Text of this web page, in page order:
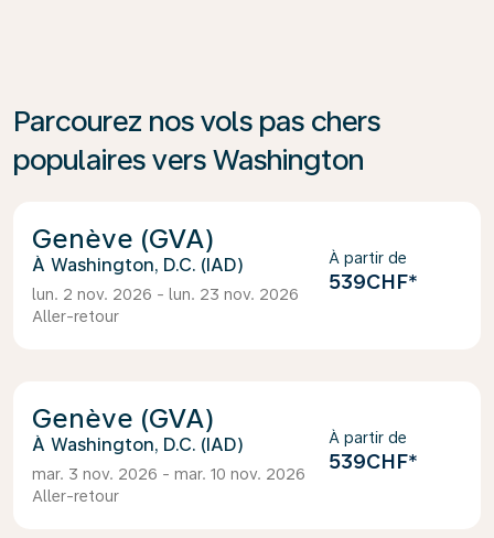
Parcourez nos vols pas chers
populaires vers Washington
Genève (GVA)
Washington, D.C. (IAD)
lun. 2 nov. 2026 - lun. 23 nov. 2026
Aller-retour
À partir de
539CHF*
Genève (GVA)
Washington, D.C. (IAD)
mar. 3 nov. 2026 - mar. 10 nov. 2026
Aller-retour
À partir de
539CHF*